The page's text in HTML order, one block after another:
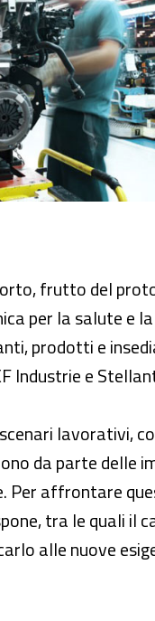
frutto del
per la salute e la
prodotti e
Industrie e
lavorativi,
da parte delle
Per affrontare
tra le quali il
alle nuove